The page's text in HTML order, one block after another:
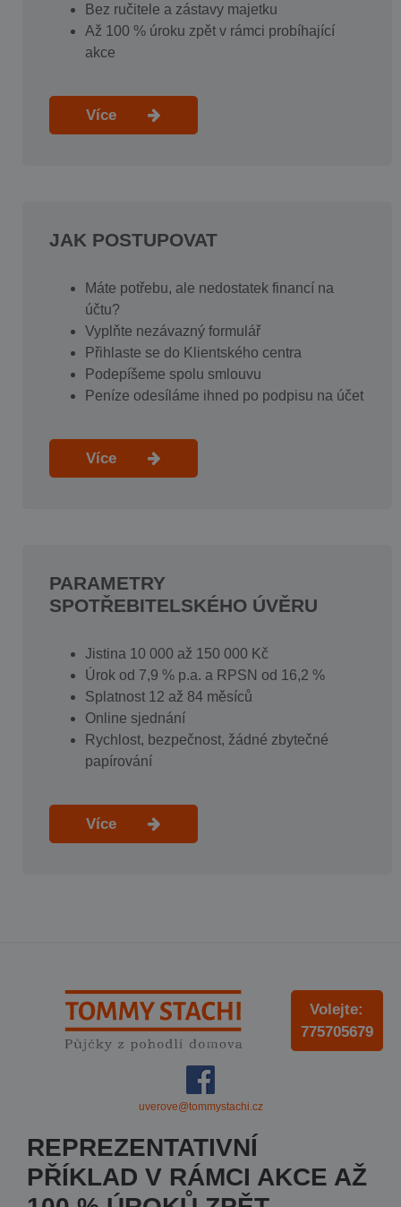
Bez ručitele a zástavy majetku
Až 100 % úroku zpět v rámci probíhající
akce
Více
JAK POSTUPOVAT
Máte potřebu, ale nedostatek financí na
účtu?
Vyplňte nezávazný formulář
Přihlaste se do Klientského centra
Podepíšeme spolu smlouvu
Peníze odesíláme ihned po podpisu na účet
Více
PARAMETRY
SPOTŘEBITELSKÉHO ÚVĚRU
Jistina 10 000 až 150 000 Kč
Úrok od 7,9 % p.a. a RPSN od 16,2 %
Splatnost 12 až 84 měsíců
Online sjednání
Rychlost, bezpečnost, žádné zbytečné
papírování
Více
Volejte:
775705679
uverove@tommystachi.cz
REPREZENTATIVNÍ
PŘÍKLAD V RÁMCI AKCE AŽ